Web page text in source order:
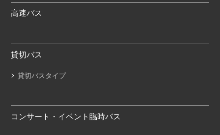
高速バス
貸切バス
貸切バスタイプ
コンサート・イベント臨時バス